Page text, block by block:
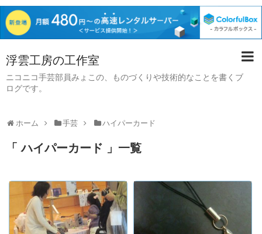
浮雲工房の工作室
ニコニコ手芸部員みょこの、ものづくりや技術的なことを書くブ
ログです。
ホーム 手芸 ハイパーカード
「 ハイパーカード 」一覧